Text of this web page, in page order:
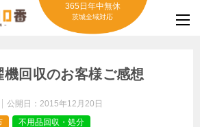
365日年中無休
茨城全域対応
回収のお客様ご感想
公開日： 2015年12月20日
不用品回収・処分